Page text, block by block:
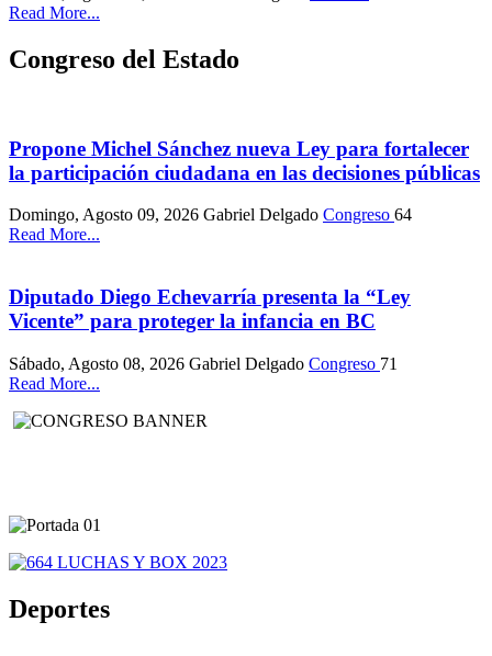
Read More...
Congreso del Estado
Propone Michel Sánchez nueva Ley para fortalecer
la participación ciudadana en las decisiones públicas
Domingo, Agosto 09, 2026 Gabriel Delgado Congreso 64
Read More...
Diputado Diego Echevarría presenta la “Ley
Vicente” para proteger la infancia en BC
Sábado, Agosto 08, 2026 Gabriel Delgado Congreso 71
Read More...
Deportes